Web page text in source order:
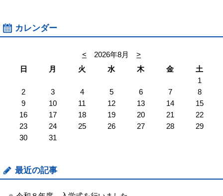
カレンダー
< 2026年8月
>
日
月 火 水 木 金
土
1
2
3 4 5 6 7
8
9
10 11 12 13 14
15
16
17 18 19 20 21
22
23
24 25 26 27 28
29
30
31
最近の記事